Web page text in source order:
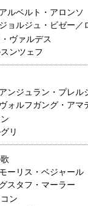
ルベルト・アロンソ
ジョルジュ・ビゼー
ヴァルデス
ンツェフ
アンジュラン・プレル
ヴォルフガング・ア
リ
歌
モーリス・ベジャール
スタフ・マーラー
ン